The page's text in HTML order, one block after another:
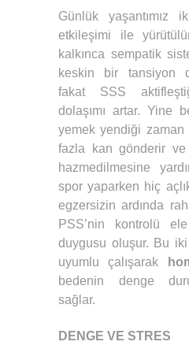
Günlük yaşantımız
etkileşimi ile
kalkınca sempatik
keskin bir tansiyon
fakat SSS
dolaşımı artar. Yine
yemek yendiği
fazla kan gönderir
hazmedilmesine
spor yaparken hiç
egzersizin ardında
PSS’nin kontrolü
duygusu oluşur. Bu
uyumlu çalışarak
bedenin denge
sağlar.
DENGE VE STRES